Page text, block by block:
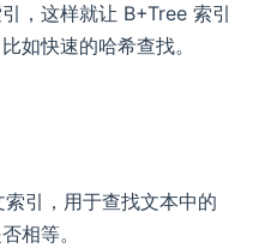
，这样就让 B+Tree 索引
如快速的哈希查找。
引，用于查找文本中的
相等。